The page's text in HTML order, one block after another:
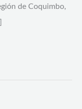
de Coquimbo,